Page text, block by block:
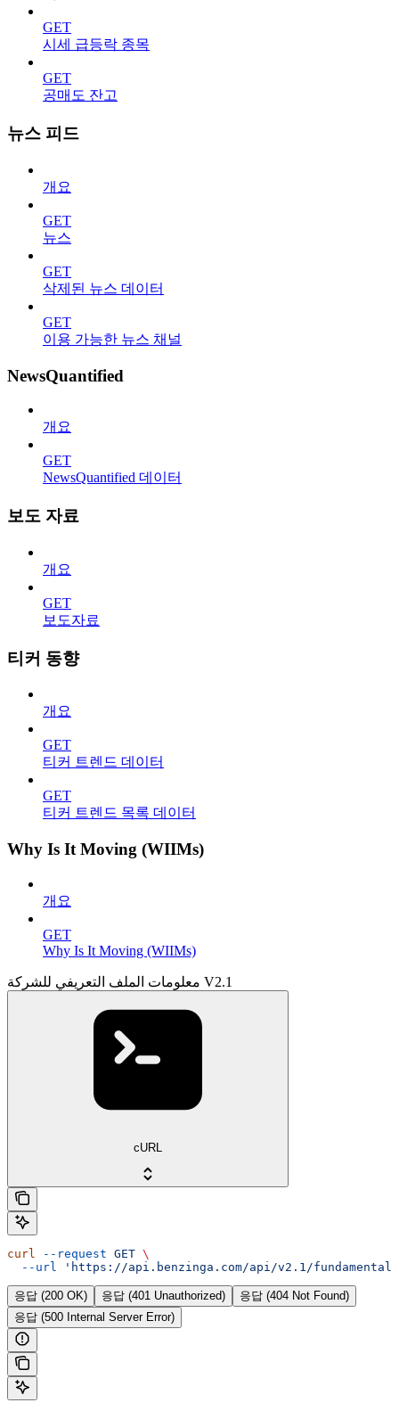
GET
시세 급등락 종목
GET
공매도 잔고
뉴스 피드
개요
GET
뉴스
GET
삭제된 뉴스 데이터
GET
이용 가능한 뉴스 채널
NewsQuantified
개요
GET
NewsQuantified 데이터
보도 자료
개요
GET
보도자료
티커 동향
개요
GET
티커 트렌드 데이터
GET
티커 트렌드 목록 데이터
Why Is It Moving (WIIMs)
개요
GET
Why Is It Moving (WIIMs)
معلومات الملف التعريفي للشركة V2.1
cURL
curl --request GET \
  --url
'https://api.benzinga.com/api/v2.1/
응답 (200 OK) 응답 (401 Unauthorized)
응답 (404 Not Found)
응답 (500 Internal Server Error)